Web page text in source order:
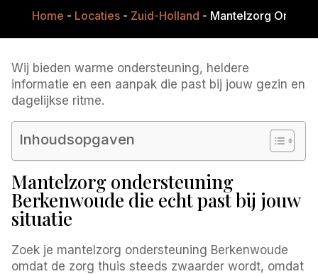
Home - Locaties- Zuid-Holland - Mantelzorg
Wij bieden warme ondersteuning, heldere
informatie en een aanpak die past bij jouw gezin en
dagelijkse ritme.
Inhoudsopgaven
Mantelzorg ondersteuning
Berkenwoude die echt past bij jouw
situatie
Zoek je mantelzorg ondersteuning Berkenwoude
omdat de zorg thuis steeds zwaarder wordt, omdat